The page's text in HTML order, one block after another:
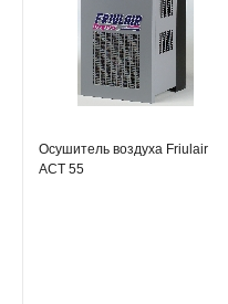
Осушитель воздуха Friulair
ACT 55